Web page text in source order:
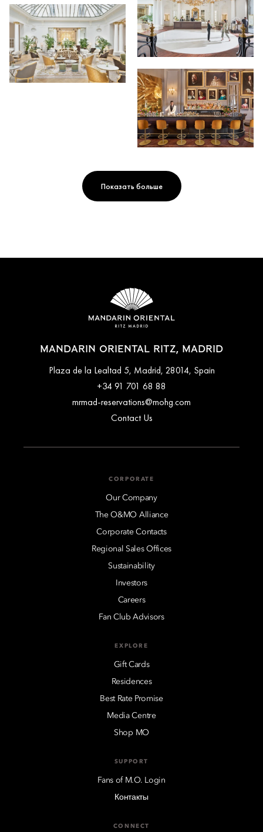
Показать больше
MANDARIN ORIENTAL RITZ, MADRID
Plaza de la Lealtad 5, Madrid, 28014, Spain
+34 91 701 68 88
mrmad-reservations@mohg.com
Contact Us
CORPORATE
Our Company
The O&MO Alliance
Corporate Contacts
Regional Sales Offices
Sustainability
Investors
Careers
Fan Club Advisors
EXPLORE
Gift Cards
Residences
Best Rate Promise
Media Centre
Shop MO
SUPPORT
Fans of M.O. Login
Контакты
CONNECT